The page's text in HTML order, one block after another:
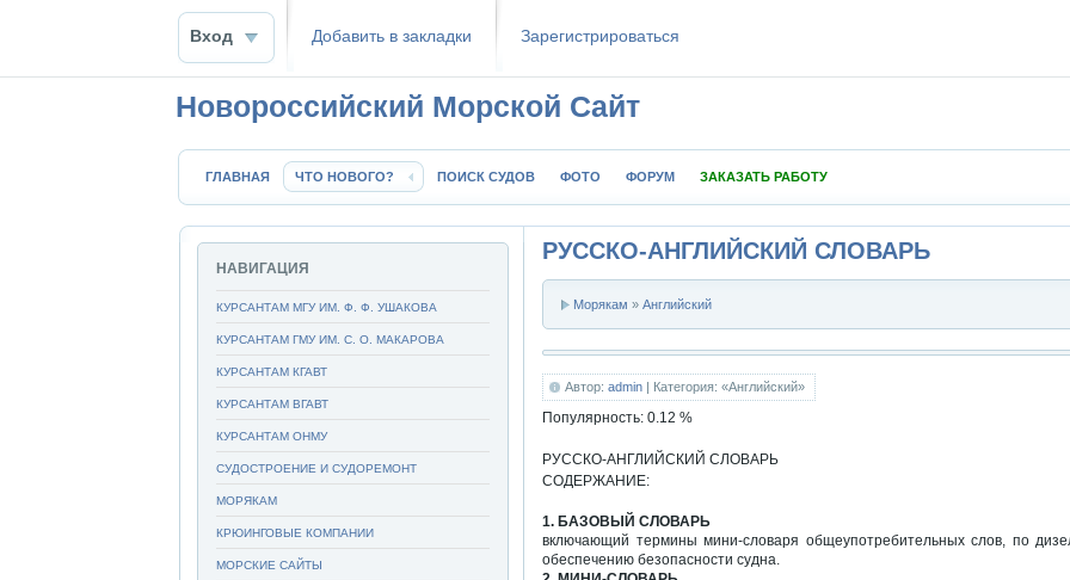
Вход Добавить в закладки Зaрeгиcтpиpoваться
Новороссийский Морской Сайт
ГЛАВНАЯ ЧТО НОВОГО? ПОИСК СУДОВ ФОТО ФОРУМ ЗАКАЗАТЬ РАБОТУ
РУССКО-АНГЛИЙСКИЙ СЛОВАРЬ
Морякам » Английский
Автор: admin | Категория: «Английский»
Популярность: 0.12 %
РУССКО-АНГЛИЙСКИЙ СЛОВАРЬ
СОДЕРЖАНИЕ:
1. БАЗОВЫЙ СЛОВАРЬ
включающий термины мини-словаря общеупотребительных слов, по
обеспечению безопасности судна.
НАВИГАЦИЯ
КУРСАНТАМ МГУ ИМ. Ф. Ф. УШАКОВА
КУРСАНТАМ ГМУ ИМ. С. О. МАКАРОВА
КУРСАНТАМ КГАВТ
КУРСАНТАМ ВГАВТ
КУРСАНТАМ ОНМУ
СУДОСТРОЕНИЕ И СУДОРЕМОНТ
МОРЯКАМ
КРЮИНГОВЫЕ КОМПАНИИ
МОРСКИЕ САЙТЫ